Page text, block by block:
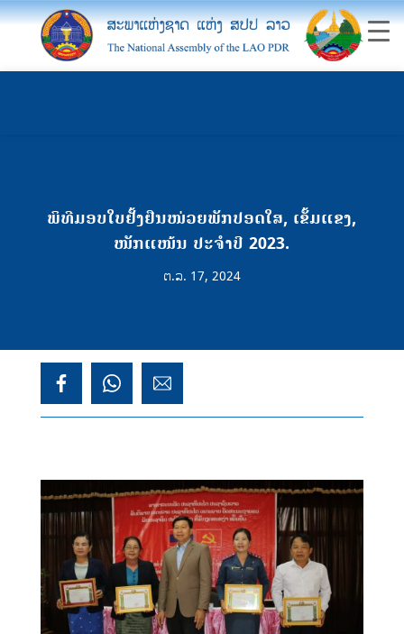
ພິທີມອບໃບຢັ້ງຢືນໜ່ວຍພັກປອດໃສ, ເຂັ້ມແຂງ,
ໜັກແໜ້ນ ປະຈໍາປີ 2023.
ຕ.ລ. 17, 2024